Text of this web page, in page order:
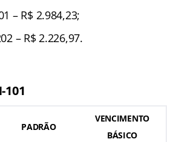
– R$ 2.984,23;
– R$ 2.226,97.
PADRÃO
VENCIMENTO
BÁSICO